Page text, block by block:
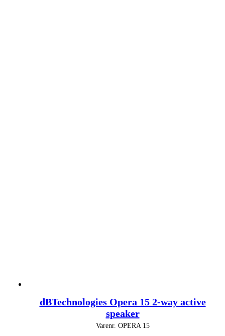
dBTechnologies Opera 15 2-way active
speaker
Varenr. OPERA 15